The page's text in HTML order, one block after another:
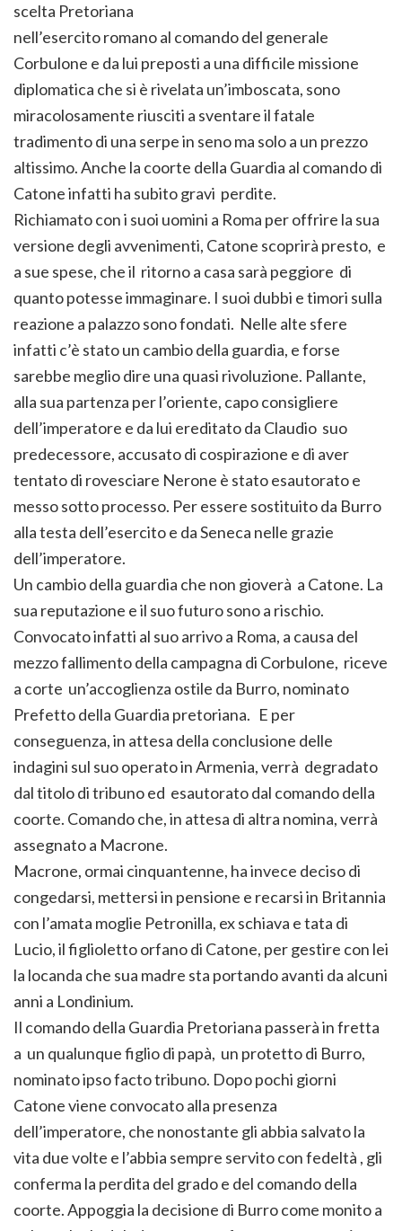
scelta Pretoriana
nell’esercito romano al comando del generale
Corbulone e da lui preposti a una difficile missione
diplomatica che si è rivelata un’imboscata, sono
miracolosamente riusciti a sventare il fatale
tradimento di una serpe in seno ma solo a un prezzo
altissimo. Anche la coorte della Guardia al comando di
Catone infatti ha subito gravi perdite.
Richiamato con i suoi uomini a Roma per offrire la sua
versione degli avvenimenti, Catone scoprirà presto, e
a sue spese, che il ritorno a casa sarà peggiore di
quanto potesse immaginare. I suoi dubbi e timori sulla
reazione a palazzo sono fondati. Nelle alte sfere
infatti c’è stato un cambio della guardia, e forse
sarebbe meglio dire una quasi rivoluzione. Pallante,
alla sua partenza per l’oriente, capo consigliere
dell’imperatore e da lui ereditato da Claudio suo
predecessore, accusato di cospirazione e di aver
tentato di rovesciare Nerone è stato esautorato e
messo sotto processo. Per essere sostituito da Burro
alla testa dell’esercito e da Seneca nelle grazie
dell’imperatore.
Un cambio della guardia che non gioverà a Catone. La
sua reputazione e il suo futuro sono a rischio.
Convocato infatti al suo arrivo a Roma, a causa del
mezzo fallimento della campagna di Corbulone, riceve
a corte un’accoglienza ostile da Burro, nominato
Prefetto della Guardia pretoriana. E per
conseguenza, in attesa della conclusione delle
indagini sul suo operato in Armenia, verrà degradato
dal titolo di tribuno ed esautorato dal comando della
coorte. Comando che, in attesa di altra nomina, verrà
assegnato a Macrone.
Macrone, ormai cinquantenne, ha invece deciso di
congedarsi, mettersi in pensione e recarsi in Britannia
con l’amata moglie Petronilla, ex schiava e tata di
Lucio, il figlioletto orfano di Catone, per gestire con lei
la locanda che sua madre sta portando avanti da alcuni
anni a Londinium.
Il comando della Guardia Pretoriana passerà in fretta
a un qualunque figlio di papà, un protetto di Burro,
nominato ipso facto tribuno. Dopo pochi giorni
Catone viene convocato alla presenza
dell’imperatore, che nonostante gli abbia salvato la
vita due volte e l’abbia sempre servito con fedeltà , gli
conferma la perdita del grado e del comando della
coorte. Appoggia la decisione di Burro come monito a